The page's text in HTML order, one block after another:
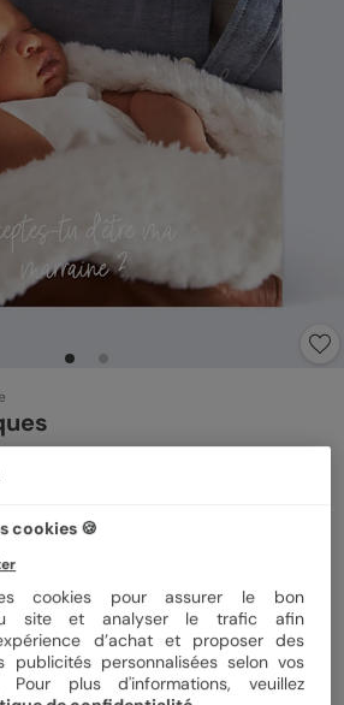
Papier Satiné
1 carte
cookies 🍪
cookies pour assurer le bon
site et analyser le trafic afin
d’achat et proposer des
publicités personnalisées selon vos
Pour plus d'informations, veuillez